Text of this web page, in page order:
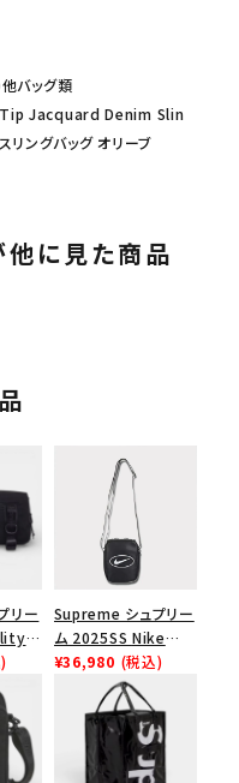
バッグ類
Tip Jacquard Denim Slin
リングバッグ オリーブ
に見た商品
リー
ィ
Supreme シュプリー
ム 2025SS Nike
Leather Shoulder
Bag ナイキレザーシ
ョルダーバッグ ブラッ
¥36,980 (税込)